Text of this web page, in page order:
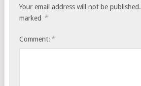
Your email address will not be published.
marked *
Comment: *